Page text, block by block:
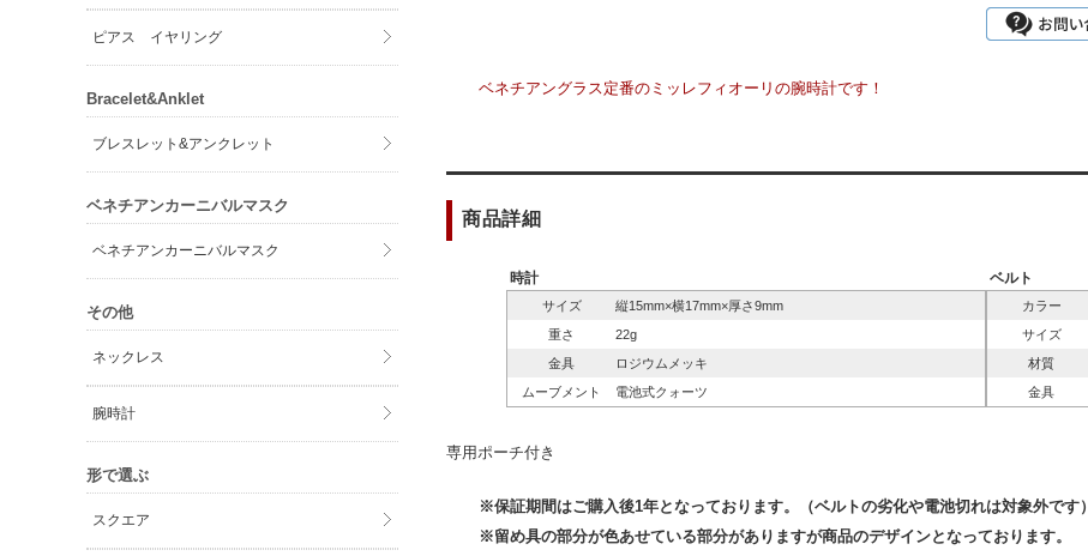
ベネチアングラス定番のミッレフィオーリの腕時計です！
商品詳細
時計
サイズ
縦15mm×横17mm×厚さ9mm
重さ
22g
金具
ロジウムメッキ
ムーブメント
電池式クォーツ
ベルト
カラー
サイズ
材質
金具
専用ポーチ付き
※保証期間はご購入後1年となっております。（ベルトの劣化や電池切れは対象外です）
※留め具の部分が色あせている部分がありますが商品のデザインとなっております。
ピアス イヤリング
Bracelet&Anklet
ブレスレット&アンクレット
ベネチアンカーニバルマスク
ベネチアンカーニバルマスク
その他
ネックレス
腕時計
形で選ぶ
スクエア